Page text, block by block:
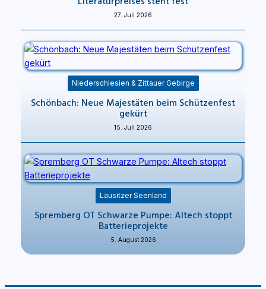
27. Juli 2026
Niederschlesien & Zittauer Gebirge
Schönbach: Neue Majestäten beim Schützenfest
gekürt
15. Juli 2026
Lausitzer Seenland
Spremberg OT Schwarze Pumpe: Altech stoppt
Batterieprojekte
5. August 2026